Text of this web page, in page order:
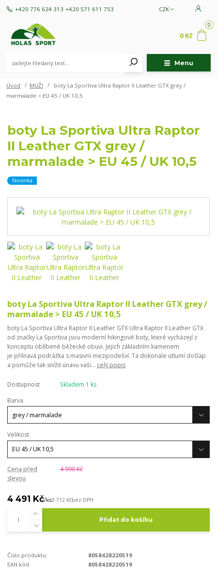
Menu
CZK
+420 776 624 313 +420 571 611 753
0
0 Kč
Úvod MUŽI
boty La Sportiva Ultra Raptor II Leather GTX grey /
marmalade > EU 45 / UK 10,5
boty La Sportiva Ultra Raptor
II Leather GTX grey /
marmalade > EU 45 / UK 10,5
Novinka
boty La Sportiva Ultra Raptor II Leather GTX grey /
marmalade > EU 45 / UK 10,5
boty La Sportiva Ultra Raptor II Leather GTX Ultra Raptor II Leather GTX
od značky La Sportiva jsou moderní hikingové boty, které vycházejí z
konceptu oblíbené běžecké obuvi. Jejich základním kamenem
je přilnavá podrážka s masivní mezipodešví. Ta dokonale utlumí došlap
a pomůže tak snížit únavu vaši... celý popis
Dostupnost
Skladem 1 ks
Barva
Velikost
Cena před
slevou
4 990 Kč
4 491 Kč/ks3 712 Kčbez DPH
Přidat do košíku
Číslo produktu:
8058428220519
EAN kód:
8058428220519